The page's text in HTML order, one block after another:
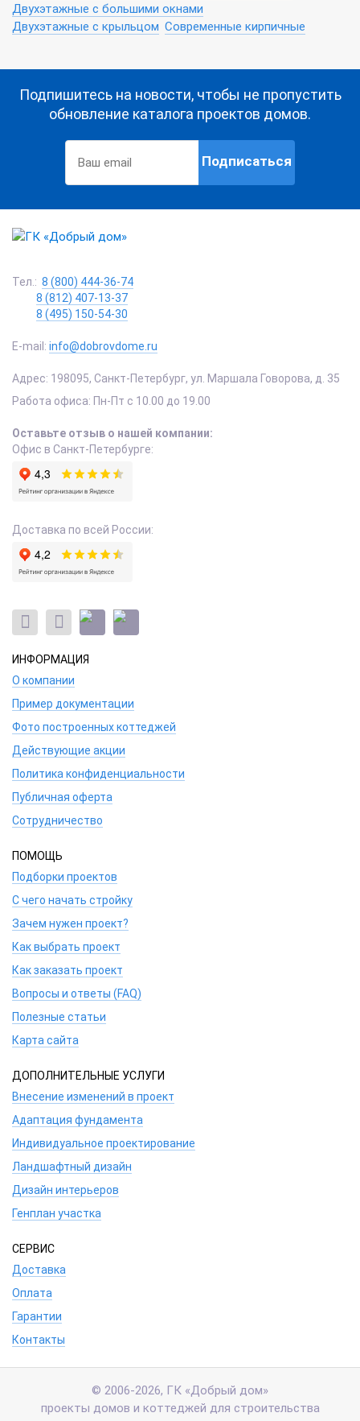
Двухэтажные с большими окнами
Двухэтажные с крыльцом Современные кирпичные
Подпишитесь на новости, чтобы не пропустить
обновление каталога проектов домов.
Подписаться
Тел.: 8 (800) 444-36-74
8 (812) 407-13-37
8 (495) 150-54-30
E-mail: info@dobrovdome.ru
Адрес: 198095, Санкт-Петербург, ул. Маршала Говорова, д. 35
Работа офиса: Пн-Пт с 10.00 до 19.00
Оставьте отзыв о нашей компании:
Офис в Санкт-Петербурге:
Доставка по всей России:
ИНФОРМАЦИЯ
О компании
Пример документации
Фото построенных коттеджей
Действующие акции
Политика конфиденциальности
Публичная оферта
Сотрудничество
ПОМОЩЬ
Подборки проектов
С чего начать стройку
Зачем нужен проект?
Как выбрать проект
Как заказать проект
Вопросы и ответы (FAQ)
Полезные статьи
Карта сайта
ДОПОЛНИТЕЛЬНЫЕ УСЛУГИ
Внесение изменений в проект
Адаптация фундамента
Индивидуальное проектирование
Ландшафтный дизайн
Дизайн интерьеров
Генплан участка
СЕРВИС
Доставка
Оплата
Гарантии
Контакты
© 2006-2026, ГК «Добрый дом»
проекты домов и коттеджей для строительства